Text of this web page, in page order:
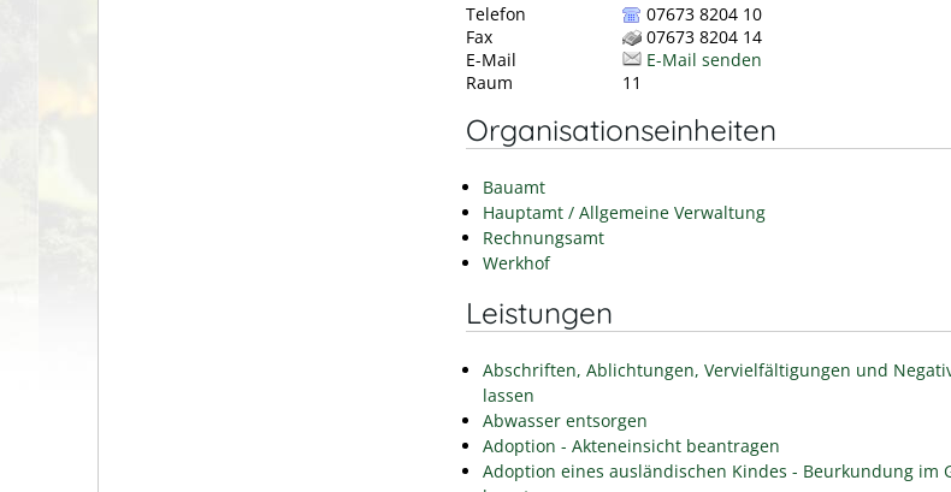
Telefon
07673 8204 10
Fax
07673 8204 14
E-Mail
E-Mail senden
Raum
11
Organisationseinheiten
Bauamt
Hauptamt / Allgemeine Verwaltung
Rechnungsamt
Werkhof
Leistungen
Abschriften, Ablichtungen, Vervielfältigungen und
lassen
Abwasser entsorgen
Adoption - Akteneinsicht beantragen
Adoption eines ausländischen Kindes - Beurkundung im